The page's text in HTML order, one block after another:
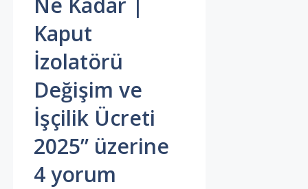
Kaput
İzolatörü
Değişim ve
İşçilik Ücreti
2025” üzerine
4 yorum